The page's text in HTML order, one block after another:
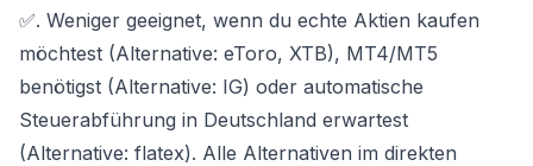
✅. Weniger geeignet, wenn du echte Aktien kaufen
möchtest (Alternative: eToro, XTB), MT4/MT5
benötigst (Alternative: IG) oder automatische
Steuerabführung in Deutschland erwartest
(Alternative: flatex). Alle Alternativen im direkten